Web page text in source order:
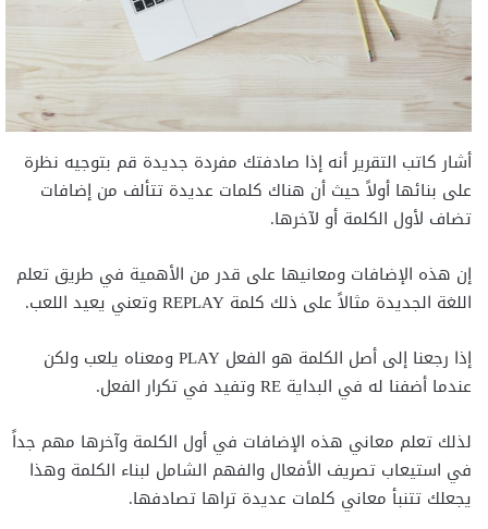
أشار كاتب التقرير أنه إذا صادفتك مفردة جديدة قم بتوجيه نظرة
على بنائها أولاً حيث أن هناك كلمات عديدة تتألف من إضافات
تضاف لأول الكلمة أو لآخرها.
إن هذه الإضافات ومعانيها على قدر من الأهمية في طريق تعلم
اللغة الجديدة مثالاً على ذلك كلمة REPLAY وتعني يعيد اللعب.
إذا رجعنا إلى أصل الكلمة هو الفعل PLAY ومعناه يلعب ولكن
عندما أضفنا له في البداية RE وتفيد في تكرار الفعل.
لذلك تعلم معاني هذه الإضافات في أول الكلمة وآخرها مهم جداً
في استيعاب تصريف الأفعال والفهم الشامل لبناء الكلمة وهذا
يجعلك تتنبأ معاني كلمات عديدة تراها تصادفها.